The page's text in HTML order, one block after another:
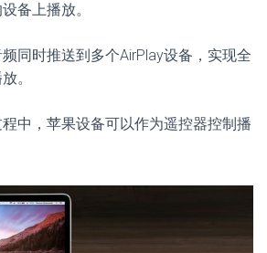
备上播放。
同时推送到多个AirPlay设备，实现全
。
中，苹果设备可以作为遥控器控制播